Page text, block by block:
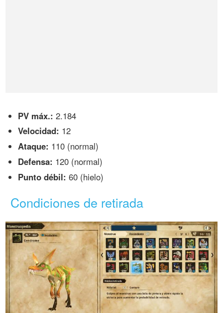
PV máx.: 2.184
Velocidad: 12
Ataque: 110 (normal)
Defensa: 120 (normal)
Punto débil: 60 (hielo)
Condiciones de retirada